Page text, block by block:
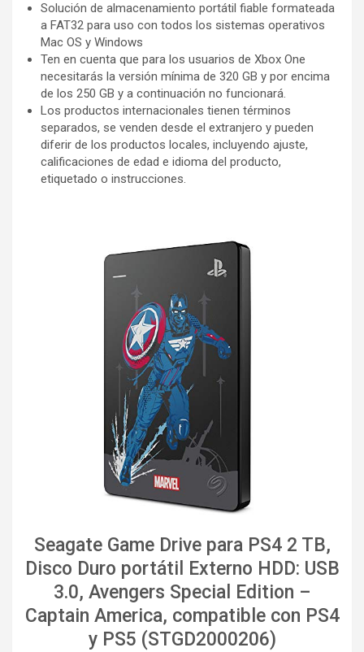
Solución de almacenamiento portátil fiable formateada
a FAT32 para uso con todos los sistemas operativos
Mac OS y Windows
Ten en cuenta que para los usuarios de Xbox One
necesitarás la versión mínima de 320 GB y por encima
de los 250 GB y a continuación no funcionará.
Los productos internacionales tienen términos
separados, se venden desde el extranjero y pueden
diferir de los productos locales, incluyendo ajuste,
calificaciones de edad e idioma del producto,
etiquetado o instrucciones.
Seagate Game Drive para PS4 2 TB,
Disco Duro portátil Externo HDD: USB
3.0, Avengers Special Edition –
Captain America, compatible con PS4
y PS5 (STGD2000206)